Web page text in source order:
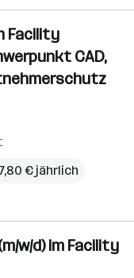
Facility
CAD,
€ jährlich
w/d) im Facility